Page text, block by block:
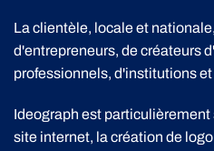
La clientèle, locale et
d'entrepreneurs, de créateurs
professionnels, d'institutions
Ideograph est
site internet, la création de